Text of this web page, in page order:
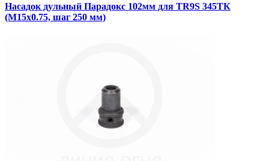
Насадок дульный Парадокс 102мм для TR9S 345ТК
(М15х0.75, шаг 250 мм)